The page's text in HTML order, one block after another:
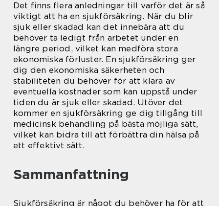
Det finns flera anledningar till varför det är så
viktigt att ha en sjukförsäkring. När du blir
sjuk eller skadad kan det innebära att du
behöver ta ledigt från arbetet under en
längre period, vilket kan medföra stora
ekonomiska förluster. En sjukförsäkring ger
dig den ekonomiska säkerheten och
stabiliteten du behöver för att klara av
eventuella kostnader som kan uppstå under
tiden du är sjuk eller skadad. Utöver det
kommer en sjukförsäkring ge dig tillgång till
medicinsk behandling på bästa möjliga sätt,
vilket kan bidra till att förbättra din hälsa på
ett effektivt sätt.
Sammanfattning
Sjukförsäkring är något du behöver ha för att